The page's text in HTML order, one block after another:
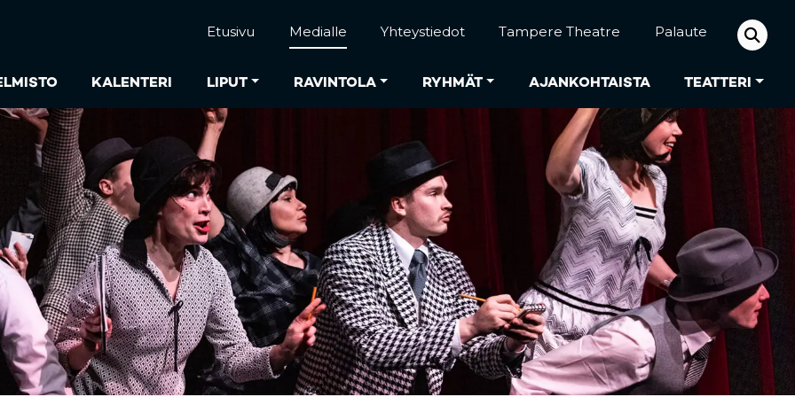
KALENTERI LIPUT RAVINTOLA RYHMÄT AJANKOHTAISTA TEATTERI
Etusivu Medialle Yhteystiedot Tampere Theatre Palaute